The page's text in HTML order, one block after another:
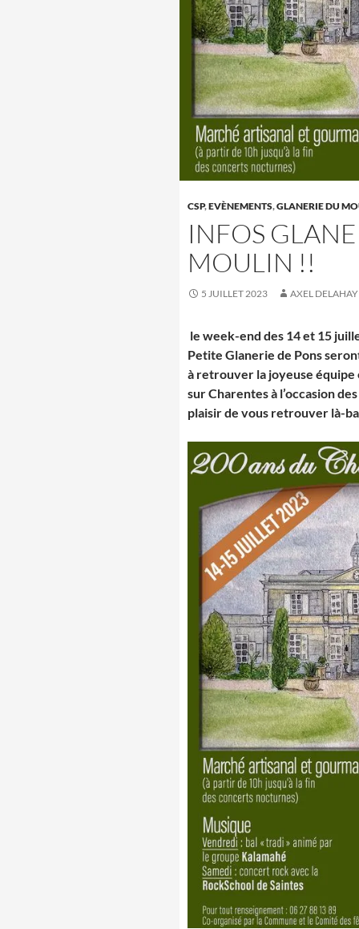
CSP,EVÈNEMENTS,GLANERIE DU
INFOS
MOULIN !!
5 JUILLET 2023 AXEL
le week-end des 14 et 15
Petite Glanerie de Pons
à retrouver la joyeuse équipe
sur Charentes à l’occasion
plaisir de vous retrouver là-